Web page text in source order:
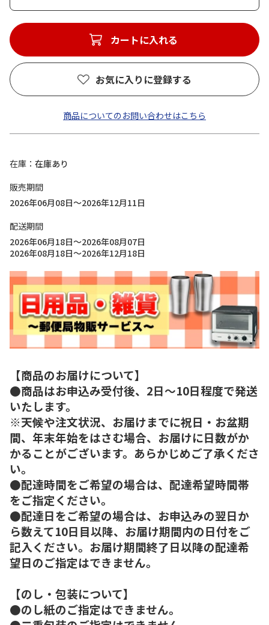
カートに入れる
お気に入りに登録する
商品についてのお問い合わせはこちら
在庫
在庫あり
販売期間
2026年06月08日～2026年12月11日
配送期間
2026年06月18日～2026年08月07日
2026年08月18日～2026年12月18日
【商品のお届けについて】
●商品はお申込み受付後、2日～10日程度で発送
いたします。
※天候や注文状況、お届けまでに祝日・お盆期
間、年末年始をはさむ場合、お届けに日数がか
かることがございます。あらかじめご了承くださ
い。
●配達時間をご希望の場合は、配達希望時間帯
をご指定ください。
●配達日をご希望の場合は、お申込みの翌日か
ら数えて10日目以降、お届け期間内の日付をご
記入ください。お届け期間終了日以降の配達希
望日のご指定はできません。
【のし・包装について】
●のし紙のご指定はできません。